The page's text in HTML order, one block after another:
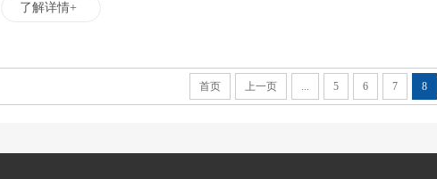
了解详情+
首页 上一页 ... 5 6 7 8